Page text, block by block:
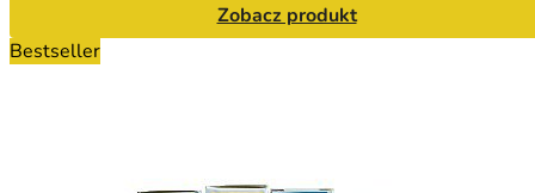
Zobacz produkt
Bestseller